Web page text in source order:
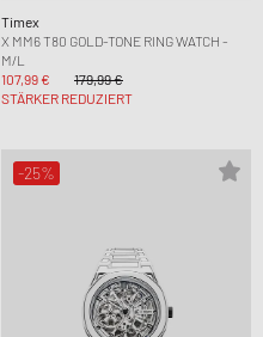
Timex
X MM6 T80 GOLD-TONE RING WATCH -
M/L
107,99 €
179,99 €
STÄRKER REDUZIERT
-25%